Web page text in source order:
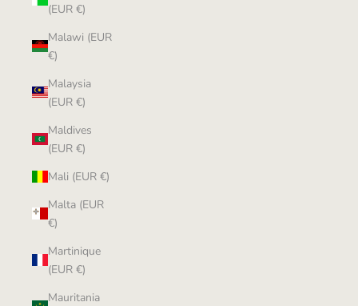
(EUR €)
Malawi (EUR
€)
Malaysia
(EUR €)
Maldives
(EUR €)
Mali (EUR €)
Malta (EUR
€)
Martinique
(EUR €)
Mauritania